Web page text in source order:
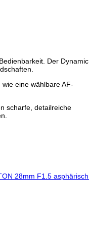
Der Dynamic
eine wählbare AF-
scharfe, detailreiche
28mm F1.5 asphärisch